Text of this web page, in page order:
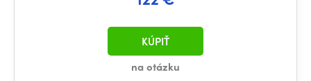
na otázku
KÚPIŤ